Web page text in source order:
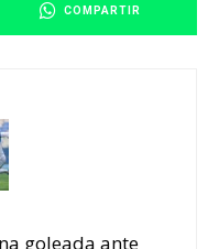
COMPARTIR
goleada ante